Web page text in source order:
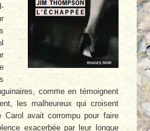
comme en témoignent
les malheureux qui croisent
Carol avait corrompu pour faire
exacerbée par leur longue